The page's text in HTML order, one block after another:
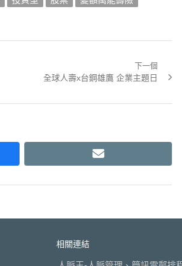
下一個
Next
全球人壽x台鋼雄鷹 企業主題日
email
相關連結